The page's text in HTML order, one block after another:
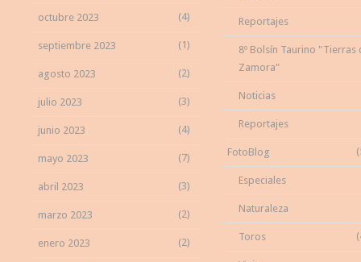
octubre 2023 (4)
septiembre 2023 (1)
agosto 2023 (2)
julio 2023 (3)
junio 2023 (4)
mayo 2023 (7)
abril 2023 (3)
marzo 2023 (2)
enero 2023 (2)
Reportajes
8º Bolsín Taurino "Tierras
Zamora"
Noticias
Reportajes
FotoBlog
Especiales
Naturaleza
Toros